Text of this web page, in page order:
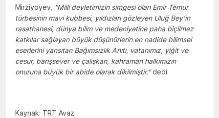
Mirziyoyev, “Milli devletimizin simgesi olan Emir Temur
türbesinin mavi kubbesi, yıldızları gözleyen Uluğ Bey’in
rasathanesi, dünya bilim ve medeniyetine paha biçilmez
katkılar sağlayan büyük düşünürlerin en nadide bilimsel
eserlerini yansıtan Bağımsızlık Anıtı, vatanımız, yiğit ve
cesur, barışsever ve çalışkan, kahraman halkımızın
onuruna büyük bir abide olarak dikilmiştir.”dedi
Kaynak: TRT Avaz